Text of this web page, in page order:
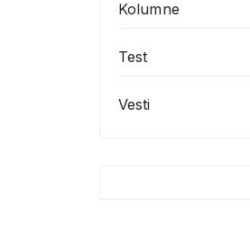
Kolumne
Test
Vesti